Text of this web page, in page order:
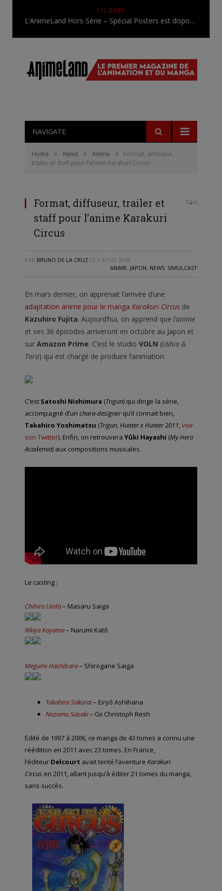
EN BREF
L’AnimeLand Hors-Série – Spécial Posters est disponible !
NAVIGATE
Home » News » Anime »
Format, diffuseur,
trailer et staff pour l’anime Karakuri Circus
Format, diffuseur, trailer et
staff pour l’anime Karakuri
Circus
0
PAR BRUNO DE LA CRUZ LE 1 AOÛT 2018
ANIME, JAPON, NEWS, SIMULCAST
En mars dernier, on apprenait l’arrivée d’une
adaptation anime pour le manga Karakuri Circus de
Kazuhiro Fujita. Aujourd’hui, on apprend que l’anime
et ses 36 épisodes arriveront en octobre au Japon et
sur Amazon Prime. C’est le studio VOLN (Ushio &
Tora) qui est chargé de produire l’animation.
C’est Satoshi Nishimura (Trigun) qui dirige la série,
accompagné d’un chara-designerqu’il connait bien,
Takahiro Yoshimatsu (Trigun, Hunter x Hunter 2011,voir
son Twitter). Enfin, on retrouvera Yûki Hayashi (My Hero
Academia) aux compositions musicales.
Le casting :
Chihiro Ueda– Masaru Saiga
Rikiya Koyama– Narumi Katō
Megumi Hashibara– Shirogane Saiga
Takahiro Sakurai– Eiryō Ashihana
Nozomu Sasaki– Gii Christoph Resh
Edité de 1997 à 2006, ce manga de 43 tomes a connu une
réédition en 2011 avec 23 tomes. En France,
l’éditeur Delcourt avait tenté l’aventure Karakuri
Circus en 2011, allant jusqu’à éditer 21 tomes du manga,
sans succès.